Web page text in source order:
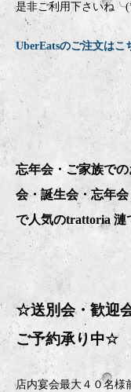
是非ご利用下さいね
UberEatsのご注文はこ
忘年会・ご家族で
会・誕生会・忘年
で人気のtrattoria 漣
☆送別会・歓迎
ご予約承り中☆
店内宴会最大４０名様